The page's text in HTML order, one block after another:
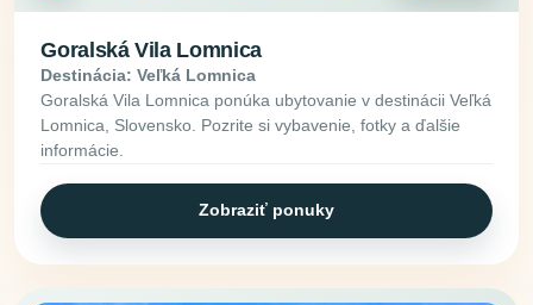
Goralská Vila Lomnica
Destinácia: Veľká Lomnica
Goralská Vila Lomnica ponúka ubytovanie v destinácii Veľká
Lomnica, Slovensko. Pozrite si vybavenie, fotky a ďalšie
informácie.
Zobraziť ponuky